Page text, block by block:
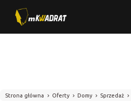
Strona główna Oferty Domy Sprzedaż